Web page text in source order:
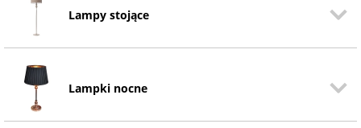
Lampy stojące
Lampki nocne